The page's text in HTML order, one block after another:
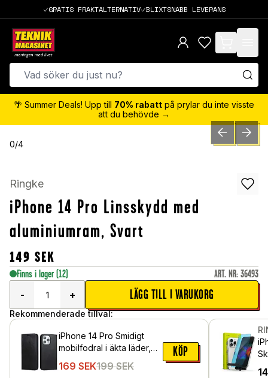
GRATIS FRAKTALTERNATIV BLIXTSNABB LEVERANS
items in cart,
🌴 Summer Deals! Upp till 70% rabatt på prylar du inte visste
att du behövde →
0/4 PREVIOUSNEXT
Ringke
iPhone 14 Pro Linsskydd med
aluminiumram, Svart
149 SEK
Finns i lager (12) ART. NR: 36493
-
+ LÄGG TILL I VARUKORG
Rekommenderade tillval:
iPhone 14 Pro Smidigt
mobilfodral i äkta läder,
169 SEK199 SEK
KÖP